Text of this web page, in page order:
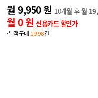
월 14,900 원 19,900원
월 0 원 신용카드 할인가
·누적구매 37,251건